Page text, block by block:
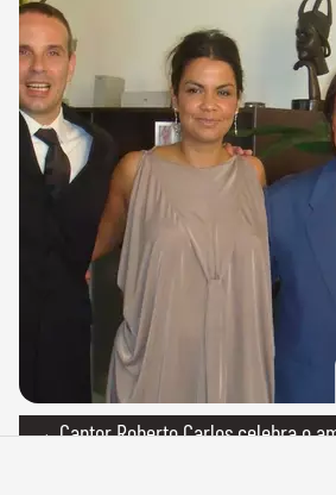
→ Cantor Roberto Carlos celebra o